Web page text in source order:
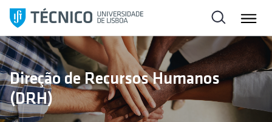
l
t
a
r
p
a
Direção de Recursos Humanos
(DRH)